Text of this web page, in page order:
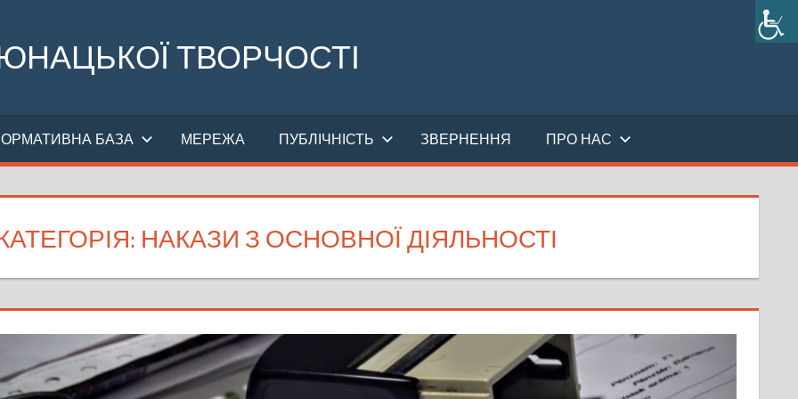
ТВОРЧОСТІ
БАЗА МЕРЕЖА ПУБЛІЧНІСТЬ ЗВЕРНЕННЯ ПРО НАС
НАКАЗИ З ОСНОВНОЇ ДІЯЛЬНОСТІ